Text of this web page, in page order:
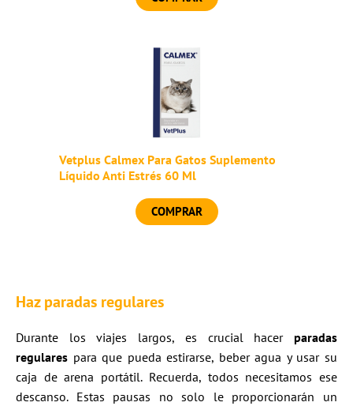
Vetplus Calmex Para Gatos Suplemento
Líquido Anti Estrés 60 Ml
COMPRAR
Haz paradas regulares
Durante los viajes largos, es crucial hacer paradas
regulares para que pueda estirarse, beber agua y usar su
caja de arena portátil. Recuerda, todos necesitamos ese
descanso. Estas pausas no solo le proporcionarán un